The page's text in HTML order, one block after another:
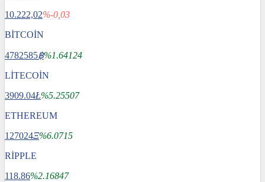
10.222,02%-0,03
BİTCOİN
4782585฿%1.64124
LİTECOİN
3909.04Ł%5.25507
ETHEREUM
127024Ξ%6.0715
RİPPLE
118.86%2.16847